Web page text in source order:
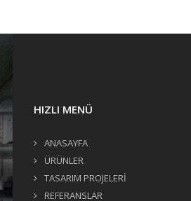
HIZLI MENÜ
ANASAYFA
ÜRÜNLER
TASARIM PROJELERİ
REFERANSLAR